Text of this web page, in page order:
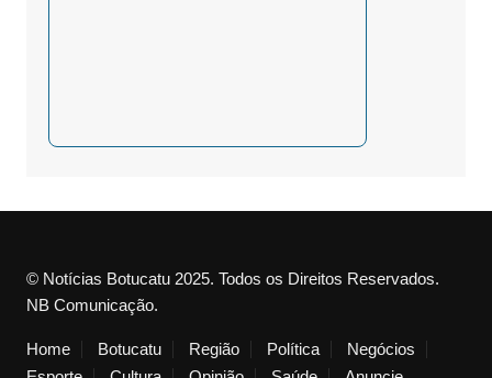
© Notícias Botucatu 2025. Todos os Direitos Reservados.
NB Comunicação.
Home Botucatu Região Política
Negócios